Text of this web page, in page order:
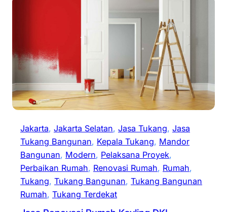
Jakarta, Jakarta Selatan, Jasa Tukang, Jasa
Tukang Bangunan, Kepala Tukang, Mandor
Bangunan, Modern, Pelaksana Proyek
Perbaikan Rumah, Renovasi Rumah, Rumah
Tukang, Tukang Bangunan, Tukang Bangunan
Rumah, Tukang Terdekat